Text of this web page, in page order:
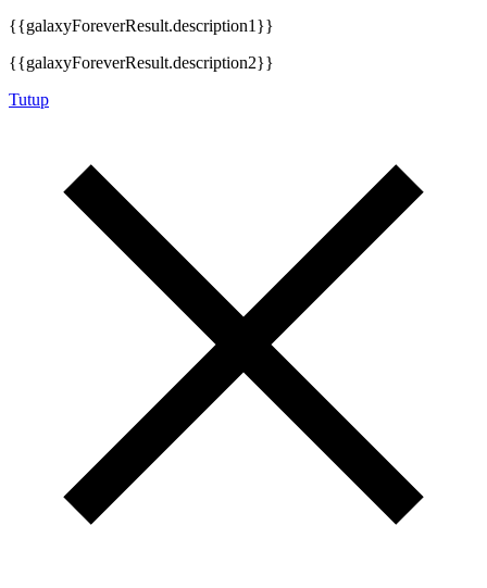
{{galaxyForeverResult.description1}}
{{galaxyForeverResult.description2}}
Tutup